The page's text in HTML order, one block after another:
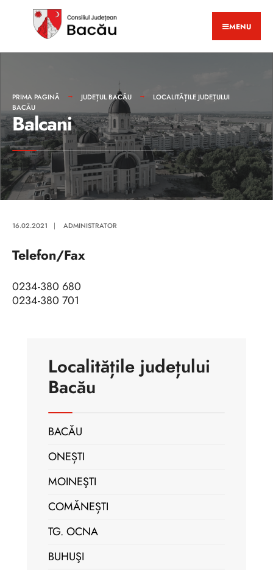
MENU
PRIMA PAGINĂ JUDEȚUL BACĂU
LOCALITĂȚILE JUDEȚULUI
BACĂU
Balcani
16.02.2021 | ADMINISTRATOR
Telefon/Fax
0234-380 680
0234-380 701
Localitățile județului
Bacău
BACĂU
ONEȘTI
MOINEŞTI
COMĂNEȘTI
TG. OCNA
BUHUŞI